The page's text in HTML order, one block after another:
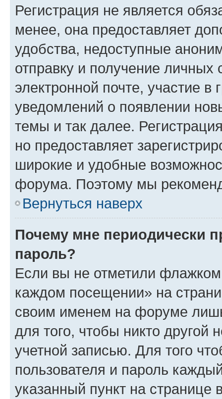
Регистрация не является
менее, она предоставляет
удобства, недоступные
отправку и получение
электронной почте, участие в
уведомлений о появлении
темы и так далее.
но предоставляет
широкие и удобные
форума. Поэтому мы
Вернуться наверх
Почему мне периодически
пароль?
Если вы не отметили флажком
каждом посещении» на
своим именем на форуме
для того, чтобы никто другой
учетной записью. Для того
пользователя и пароль
указанный пункт на